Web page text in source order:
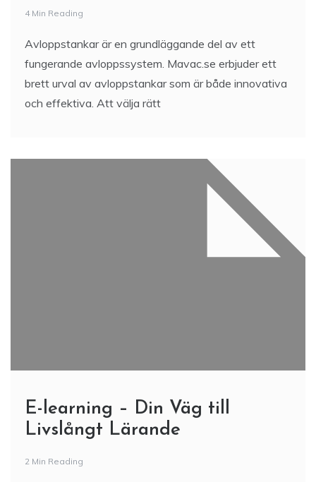
4 Min Reading
Avloppstankar är en grundläggande del av ett
fungerande avloppssystem. Mavac.se erbjuder ett
brett urval av avloppstankar som är både innovativa
och effektiva. Att välja rätt
E-learning – Din Väg till
Livslångt Lärande
2 Min Reading